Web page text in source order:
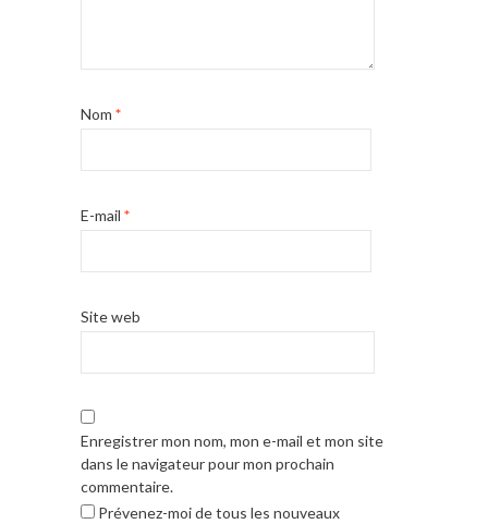
Nom *
E-mail *
Site web
Enregistrer mon nom, mon e-mail et mon site
dans le navigateur pour mon prochain
commentaire.
Prévenez-moi de tous les nouveaux